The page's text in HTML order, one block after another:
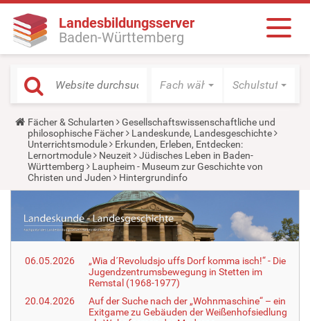
Landesbildungsserver
Baden-Württemberg
Fach wählen Schulstufe
Y
o
u
a
r
e
h
e
:
Fächer & Schularten
Gesellschaftswissenschaftliche und
philosophische Fächer
Landeskunde, Landesgeschichte
Unterrichtsmodule
Erkunden, Erleben, Entdecken:
Lernortmodule
Neuzeit
Jüdisches Leben in Baden-
Württemberg
Laupheim - Museum zur Geschichte von
Christen und Juden
Hintergrundinfo
06.05.2026
„Wia d´Revoludsjo uffs Dorf komma isch!“ - Die
Jugendzentrumsbewegung in Stetten im
Remstal (1968-1977)
20.04.2026
Auf der Suche nach der „Wohnmaschine“ – ein
Exitgame zu Gebäuden der Weißenhofsiedlung